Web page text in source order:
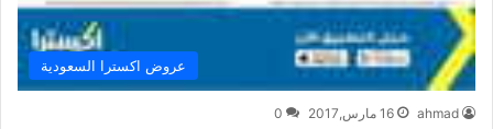
عروض اكسترا السعودية
ahmad 16 مارس,2017 0